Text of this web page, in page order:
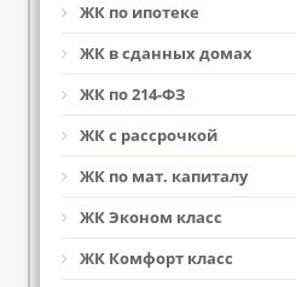
ЖК по ипотеке
ЖК в сданных домах
ЖК по 214-ФЗ
ЖК с рассрочкой
ЖК по мат. капиталу
ЖК Эконом класс
ЖК Комфорт класс